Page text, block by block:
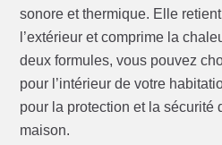
sonore et thermique. Elle
l’extérieur et comprime la
deux formules, vous pouvez
pour l’intérieur de votre
pour la protection et la sécurité
maison.